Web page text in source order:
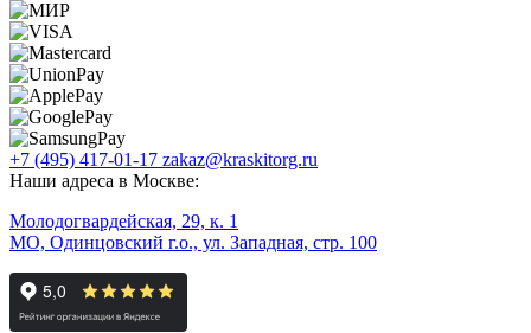
+7 (495) 417-01-17 zakaz@kraskitorg.ru
Наши адреса в Москве:
Молодогвардейская, 29, к. 1
МО, Одинцовский г.о., ул. Западная, стр. 100